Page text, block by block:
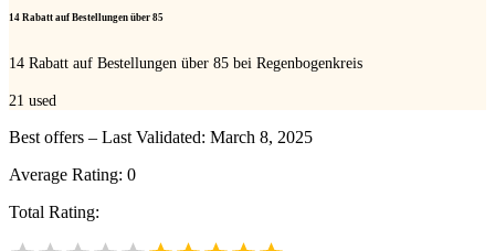
14 Rabatt auf Bestellungen über 85
14 Rabatt auf Bestellungen über 85 bei Regenbogenkreis
21 used
Best offers – Last Validated: March 8, 2025
Average Rating: 0
Total Rating: